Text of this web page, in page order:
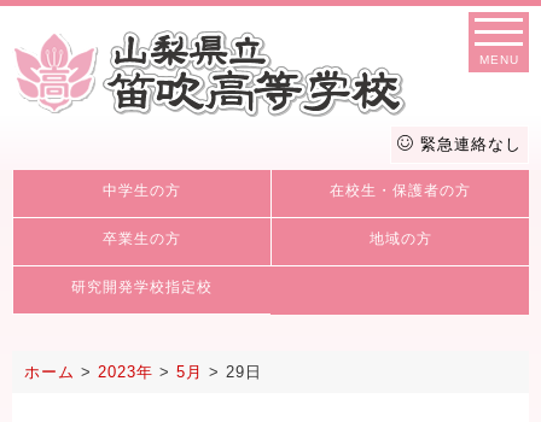
MENU
緊急連絡なし
中学生の方 在校生・保護者の方
卒業生の方 地域の方
研究開発学校指定校
ホーム > 2023年 > 5月 > 29日